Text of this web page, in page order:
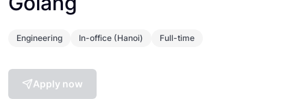
Engineering In-office (Hanoi) Full-time
Apply now